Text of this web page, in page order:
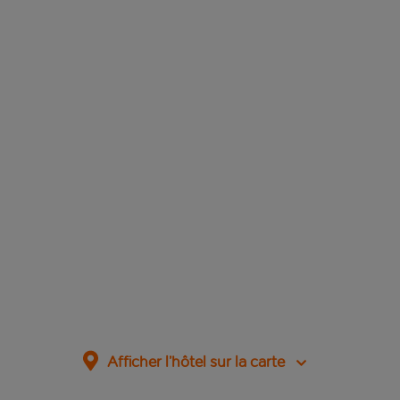
Afficher l’hôtel sur la carte